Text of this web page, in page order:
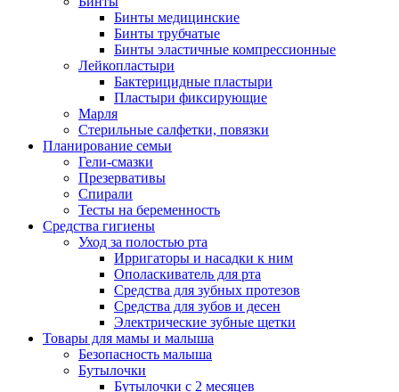
Бинты медицинские
Бинты трубчатые
Бинты эластичные компрессионные
Лейкопластыри
Бактерицидные пластыри
Пластыри фиксирующие
Марля
Стерильные салфетки, повязки
Планирование семьи
Гели-смазки
Презервативы
Спирали
Тесты на беременность
Средства гигиены
Уход за полостью рта
Ирригаторы и насадки к ним
Ополаскиватель для рта
Средства для зубных протезов
Средства для зубов и десен
Электрические зубные щетки
Товары для мамы и малыша
Безопасность малыша
Бутылочки
Бутылочки с 2 месяцев